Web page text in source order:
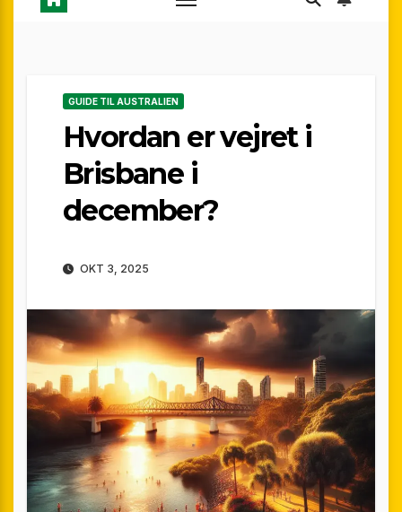
GUIDE TIL AUSTRALIEN
Hvordan er vejret i
Brisbane i
december?
OKT 3, 2025